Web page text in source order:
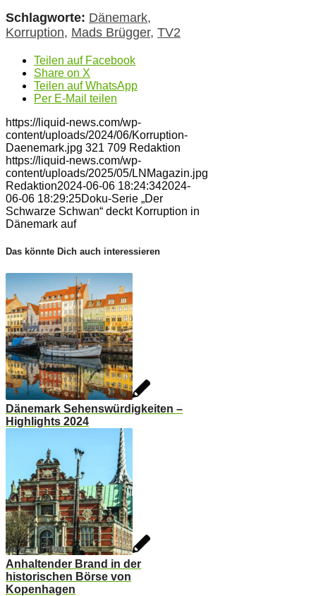
Schlagworte: Dänemark,
Korruption, Mads Brügger, TV2
Teilen auf Facebook
Share on X
Teilen auf WhatsApp
Per E-Mail teilen
https://liquid-news.com/wp-
content/uploads/2024/06/Korruption-
Daenemark.jpg 321 709 Redaktion
https://liquid-news.com/wp-
content/uploads/2025/05/LNMagazin.jpg
Redaktion2024-06-06 18:24:342024-
06-06 18:29:25Doku-Serie „Der
Schwarze Schwan“ deckt Korruption in
Dänemark auf
Das könnte Dich auch interessieren
Dänemark Sehenswürdigkeiten –
Highlights 2024
Anhaltender Brand in der
historischen Börse von
Kopenhagen